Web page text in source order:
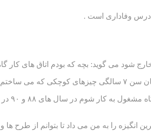
درس وفاداری است .
شود می گوید: بچه که بودم اتاق های کار
می گذارم .
را به من می داد تا بتوانم از طرح ها و